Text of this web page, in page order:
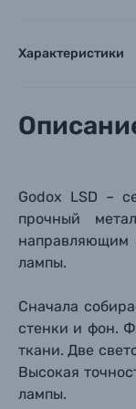
Характеристики
Godox LSD –
прочный
направляющим
лампы.
Сначала
стенки и фон.
ткани. Две
Высокая
лампы.